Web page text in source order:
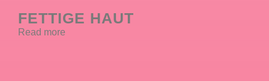
FETTIGE HAUT
Read more